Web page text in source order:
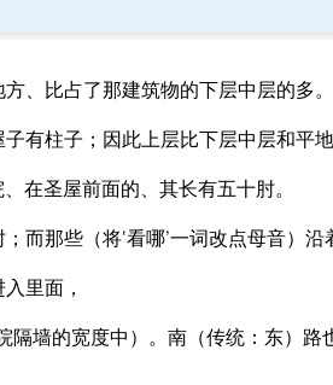
、比占了那建筑物的下层中层的多。
有柱子；因此上层比下层中层和平地
在圣屋前面的、其长有五十肘。
而那些（将‘看哪’一词改点母音）沿
里面，
隔墙的宽度中）。南（传统：东）